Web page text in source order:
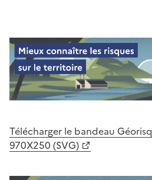
Télécharger le bandeau
970X250 (SVG)